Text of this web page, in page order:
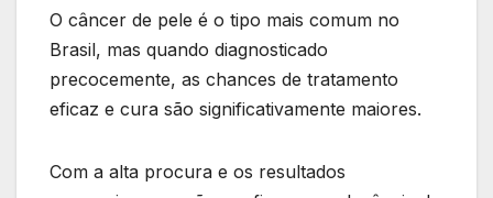
O câncer de pele é o tipo mais comum no
Brasil, mas quando diagnosticado
precocemente, as chances de tratamento
eficaz e cura são significativamente maiores.
Com a alta procura e os resultados